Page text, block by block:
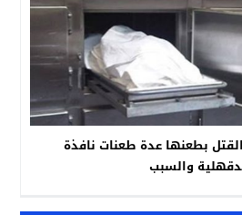
بطعنها عدة طعنات نافذة
والسبب